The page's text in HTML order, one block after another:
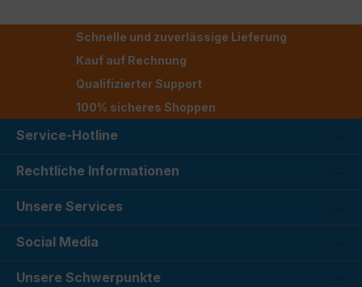
Schnelle und zuverlässige Lieferung
Kauf auf Rechnung
Qualifizierter Support
100% sicheres Shoppen
Service-Hotline
Rechtliche Informationen
Unsere Services
Social Media
Unsere Schwerpunkte